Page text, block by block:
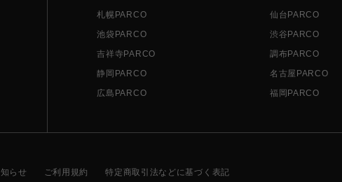
札幌PARCO 仙台PARCO
池袋PARCO
渋谷PARCO
吉祥寺PARCO
調布PARCO
静岡PARCO
名古屋PARCO
広島PARCO
福岡PARCO
らせ ご利用規約 特定商取引法などに基づく表記